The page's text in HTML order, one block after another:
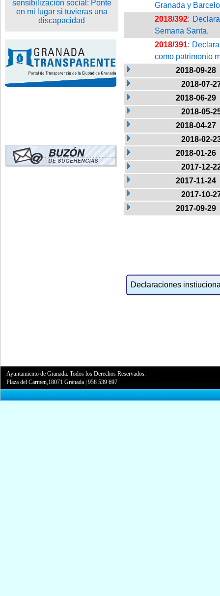
Granada y
2018/392:
Semana Santa.
2018/391:
como patrimonio
2018-09-28
2018-07-
2018-06-29
2018-05-
2018-04-27
2018-02-
2018-01-26
2017-12-
2017-11-24
2017-10-
2017-09-29
Declaraciones
Ayuntamiento de Granada. Todos los Derechos Reservados.
Plaza del Carmen,18071 Granada |958 539 697